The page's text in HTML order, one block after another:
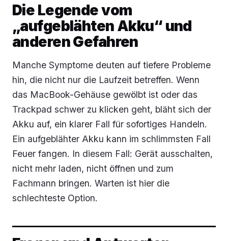
Die Legende vom
„aufgeblähten Akku“ und
anderen Gefahren
Manche Symptome deuten auf tiefere Probleme
hin, die nicht nur die Laufzeit betreffen. Wenn
das MacBook-Gehäuse gewölbt ist oder das
Trackpad schwer zu klicken geht, bläht sich der
Akku auf, ein klarer Fall für sofortiges Handeln.
Ein aufgeblähter Akku kann im schlimmsten Fall
Feuer fangen. In diesem Fall: Gerät ausschalten,
nicht mehr laden, nicht öffnen und zum
Fachmann bringen. Warten ist hier die
schlechteste Option.